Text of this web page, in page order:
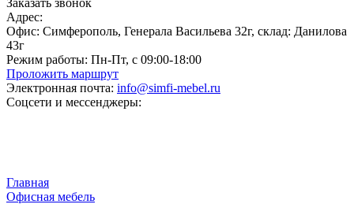
Заказать звонок
Адрес:
Офис: Симферополь, Генерала Васильева 32г, склад: Данилова
43г
Режим работы: Пн-Пт, с 09:00-18:00
Проложить маршрут
Электронная почта: info@simfi-mebel.ru
Соцсети и мессенджеры:
Главная
Офисная мебель